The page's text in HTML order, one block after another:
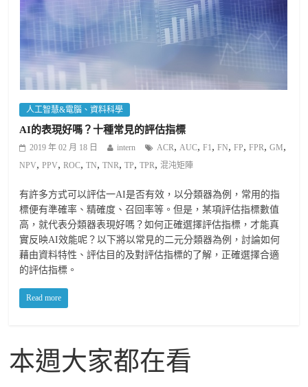
人工智慧&電腦、資料科學
AI的表現好嗎？十種常見的評估指標
2019 年 02 月 18 日 intern ACR, AUC,F1,FN,FP,FPR,GM,
NPV,PPV,ROC,TN,TNR,TP,TPR, 混沌矩陣
有許多方式可以評估一AI是否有效，以分類器為例，常用的指
標便有準確率、精確度、召回率等。但是，某項評估指標數值
高，就代表分類器表現好嗎？如何正確選擇評估指標，才能真
實反映AI效能呢？以下將以常見的二元分類器為例，討論如何
藉由資料特性、評估目的及對評估指標的了解，正確選擇合適
的評估指標。
Read more
本週大家都在看